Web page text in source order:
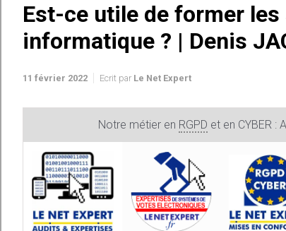
Est-ce utile de former
informatique ? | Denis
11 février 2022 Ecrit par Le Net Expert
Notre métier en RGPD et en CYBER :